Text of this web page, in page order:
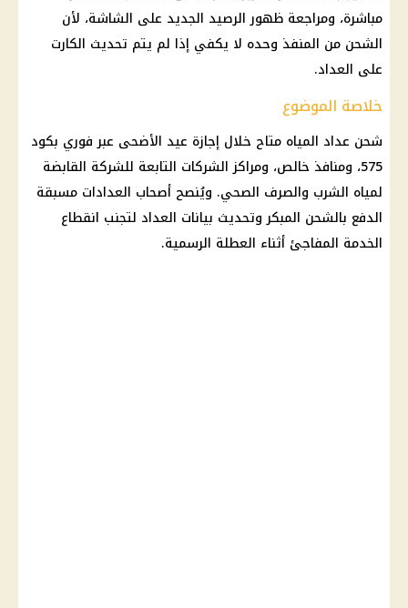
مباشرة، ومراجعة ظهور الرصيد الجديد على الشاشة، لأن
الشحن من المنفذ وحده لا يكفي إذا لم يتم تحديث الكارت
على العداد.
خلاصة الموضوع
شحن عداد المياه متاح خلال إجازة عيد الأضحى عبرفوري بكود
575، ومنافذ خالص، ومراكز الشركات التابعة للشركة القابضة
لمياه الشرب والصرف الصحي. ويُنصح أصحاب العدادات مسبقة
الدفع بالشحن المبكر وتحديث بيانات العداد لتجنب انقطاع
الخدمة المفاجئ أثناء العطلة الرسمية.